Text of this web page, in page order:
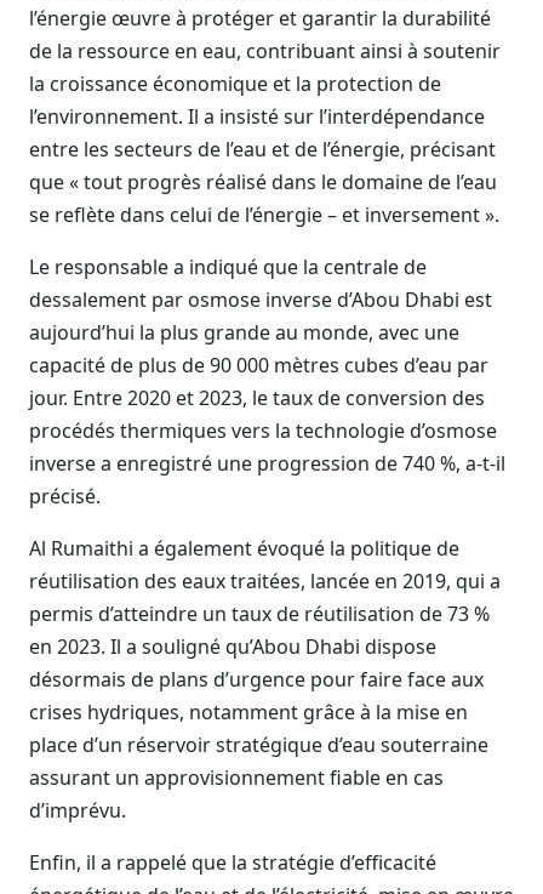
l’énergie œuvre à protéger et garantir la durabilité
de la ressource en eau, contribuant ainsi à soutenir
la croissance économique et la protection de
l’environnement. Il a insisté sur l’interdépendance
entre les secteurs de l’eau et de l’énergie, précisant
que « tout progrès réalisé dans le domaine de l’eau
se reflète dans celui de l’énergie – et inversement ».
Le responsable a indiqué que la centrale de
dessalement par osmose inverse d’Abou Dhabi est
aujourd’hui la plus grande au monde, avec une
capacité de plus de 90 000 mètres cubes d’eau par
jour. Entre 2020 et 2023, le taux de conversion des
procédés thermiques vers la technologie d’osmose
inverse a enregistré une progression de 740 %, a-t-il
précisé.
Al Rumaithi a également évoqué la politique de
réutilisation des eaux traitées, lancée en 2019, qui a
permis d’atteindre un taux de réutilisation de 73 %
en 2023. Il a souligné qu’Abou Dhabi dispose
désormais de plans d’urgence pour faire face aux
crises hydriques, notamment grâce à la mise en
place d’un réservoir stratégique d’eau souterraine
assurant un approvisionnement fiable en cas
d’imprévu.
Enfin, il a rappelé que la stratégie d’efficacité